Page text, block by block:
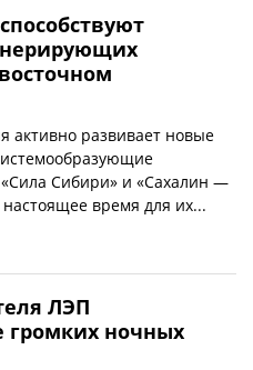
развивает новые
Сибири» и «Сахалин —
время для их...
ЛЭП
громких ночных